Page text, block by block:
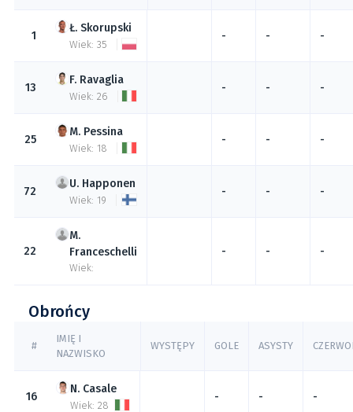
1
Skorupski
Wiek: 35
- - -
13
Ravaglia
Wiek: 26
- - -
25
Pessina
Wiek: 18
- - -
72
Happonen
Wiek: 19
- - -
22 Franceschelli
Wiek:
- - -
Obrońcy
#
IMIĘ I
NAZWISKO
WYSTĘPY GOLE ASYSTY
16
Casale
Wiek: 28
- - -